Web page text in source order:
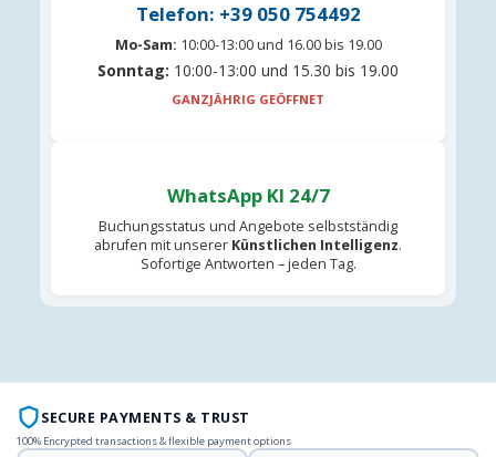
Telefon: +39 050 754492
Mo-Sam: 10:00-13:00 und 16.00 bis 19.00
Sonntag: 10:00-13:00 und 15.30 bis 19.00
GANZJÄHRIG GEÖFFNET
WhatsApp KI 24/7
Buchungsstatus und Angebote selbstständig
abrufen mit unserer Künstlichen Intelligenz.
Sofortige Antworten – jeden Tag.
SECURE PAYMENTS & TRUST
100% Encrypted transactions & flexible payment options